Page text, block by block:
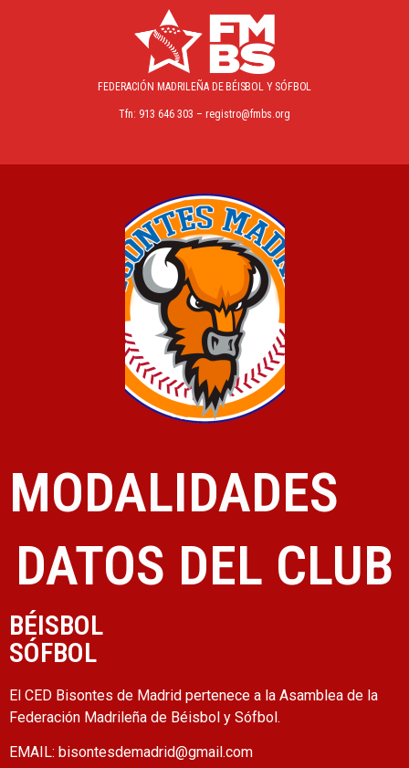
FEDERACIÓN MADRILEÑA DE BÉISBOL Y SÓFBOL
Tfn: 913 646 303 – registro@fmbs.org
MODALIDADES
DATOS DEL CLUB
BÉISBOL
SÓFBOL
El CED Bisontes de Madrid pertenece a la Asamblea de la
Federación Madrileña de Béisbol y Sófbol.
EMAIL: bisontesdemadrid@gmail.com